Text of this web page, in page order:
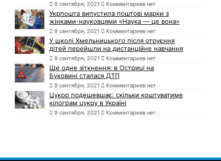
9 сентября, 2021 Комментариев нет
Укрпошта випустила поштові марки з
жінками-науковцями «Наука — це вона»
9 сентября, 2021 Комментариев нет
У школі Хмельницького після отруєння
дітей перейшли на дистанційне навчання
9 сентября, 2021 Комментариев нет
Ще одне зіткнення: в Остриці на
Буковині сталася ДТП
9 сентября, 2021 Комментариев нет
Цукор подешевшає: скільки коштуватиме
кілограм цукру в Україні
9 сентября, 2021 Комментариев нет